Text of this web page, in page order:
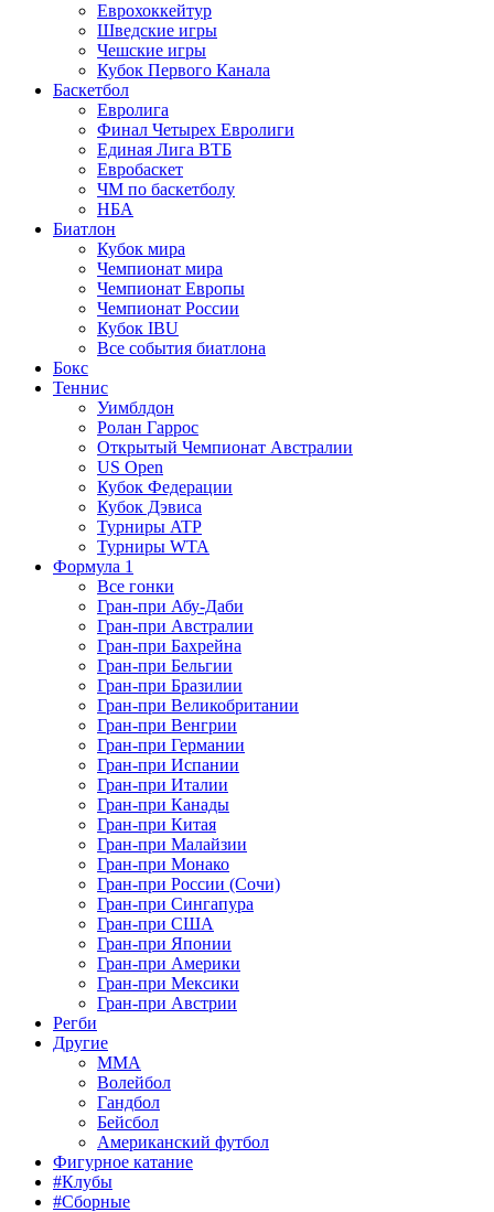
Еврохоккейтур
Шведские игры
Чешские игры
Кубок Первого Канала
Баскетбол
Евролига
Финал Четырех Евролиги
Единая Лига ВТБ
Евробаскет
ЧМ по баскетболу
НБА
Биатлон
Кубок мира
Чемпионат мира
Чемпионат Европы
Чемпионат России
Кубок IBU
Все события биатлона
Бокс
Теннис
Уимблдон
Ролан Гаррос
Открытый Чемпионат Австралии
US Open
Кубок Федерации
Кубок Дэвиса
Турниры ATP
Турниры WTA
Формула 1
Все гонки
Гран-при Абу-Даби
Гран-при Австралии
Гран-при Бахрейна
Гран-при Бельгии
Гран-при Бразилии
Гран-при Великобритании
Гран-при Венгрии
Гран-при Германии
Гран-при Испании
Гран-при Италии
Гран-при Канады
Гран-при Китая
Гран-при Малайзии
Гран-при Монако
Гран-при России (Сочи)
Гран-при Сингапура
Гран-при США
Гран-при Японии
Гран-при Америки
Гран-при Мексики
Гран-при Австрии
Регби
Другие
MMA
Волейбол
Гандбол
Бейсбол
Американский футбол
Фигурное катание
#Клубы
#Сборные